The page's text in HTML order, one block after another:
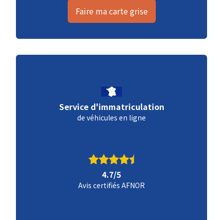
Faire ma carte grise
Service d'immatriculation
de véhicules en ligne
4.7/5
Avis certifiés AFNOR